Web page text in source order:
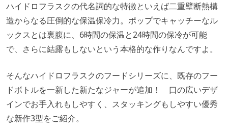
ハイドロフラスクの代名詞的な特徴といえば二重壁断熱構
造からなる圧倒的な保温保冷力。ポップでキャッチーなル
ックスとは裏腹に、6時間の保温と24時間の保冷が可能
で、さらに結露もしないという本格的な作りなんですよ。
そんなハイドロフラスクのフードシリーズに、既存のフー
ドボトルを一新した新たなジャーが追加！ 口の広いデザ
インでお手入れもしやすく、スタッキングもしやすい優秀
な新作3型をご紹介。